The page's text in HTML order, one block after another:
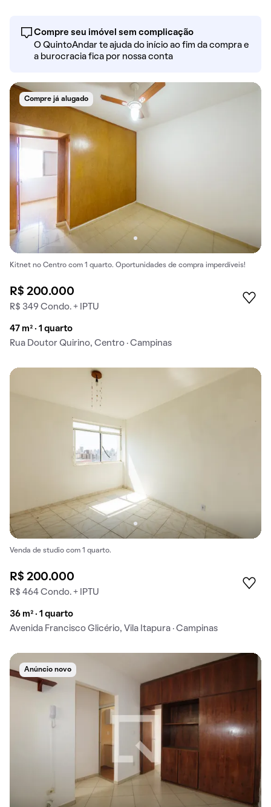
Compre seu imóvel sem complicação
O QuintoAndar te ajuda do início ao fim da compra e
a burocracia fica por nossa conta
Compre já alugado
Kitnet no Centro com 1 quarto. Oportunidades de compra imperdíveis!
R$ 200.000
R$ 349 Condo. + IPTU
47 m² · 1 quarto
Rua Doutor Quirino, Centro · Campinas
Venda de studio com 1 quarto.
R$ 200.000
R$ 464 Condo. + IPTU
36 m² · 1 quarto
Avenida Francisco Glicério, Vila Itapura · Campinas
Anúncio novo